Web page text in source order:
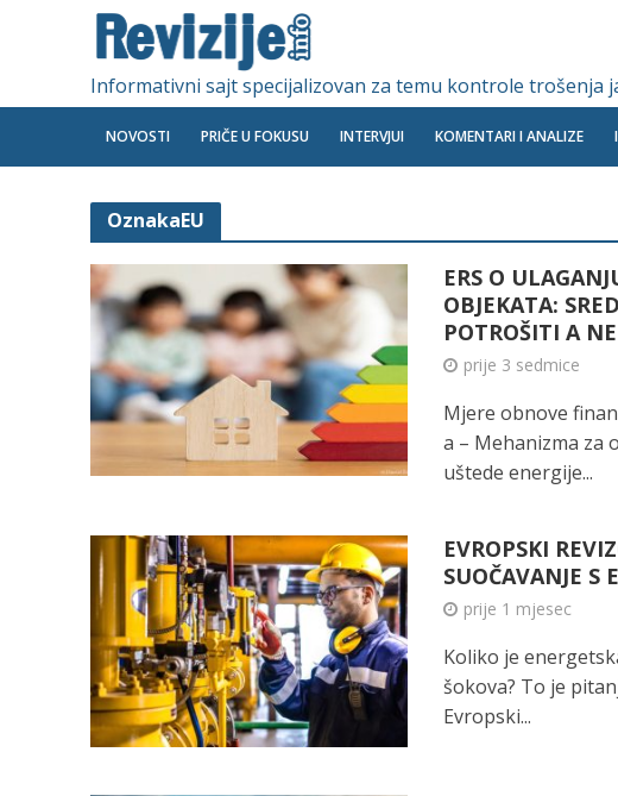
Informativni sajt specijalizovan za temu kontrole trošenja
NOVOSTI PRIČE U FOKUSU INTERVJUI KOMENTARI I ANALIZE
OznakaEU
ERS O
OBJEKATA:
POTROŠITI A
prije 3 sedmice
Mjere obnove
a – Mehanizma za
uštede energije...
EVROPSKI
SUOČAVANJE S
prije 1 mjesec
Koliko je
šokova? To je
Evropski...